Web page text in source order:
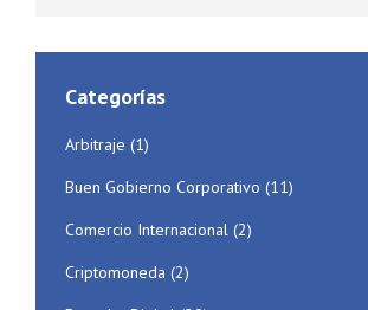
Categorías
Arbitraje (1)
Buen Gobierno Corporativo (11)
Comercio Internacional (2)
Criptomoneda (2)